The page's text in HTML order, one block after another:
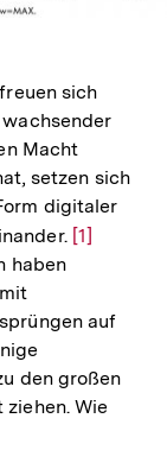
sich
Macht
setzen sich
digitaler
Zur
Fußnote
[1]
haben
auf
den großen
Wie